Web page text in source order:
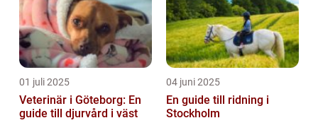
01 juli 2025
Veterinär i Göteborg: En
guide till djurvård i väst
04 juni 2025
En guide till ridning i
Stockholm